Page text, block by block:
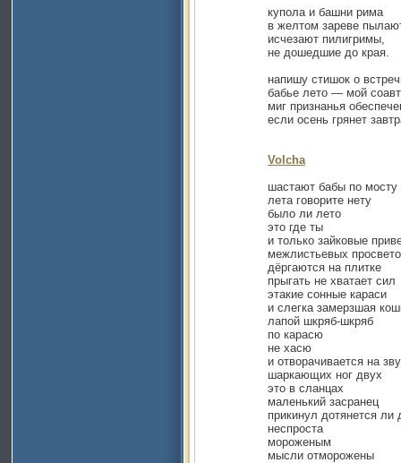
купола и башни рима
в желтом зареве
исчезают пилигримы,
не дошедшие до края.
напишу стишок о
бабье лето — мой
миг признанья
если осень грянет
Volcha
шастают бабы по мосту
лета говорите нету
было ли лето
это где ты
и только зайковые
межлистьевых
дёргаются на плитке
прыгать не хватает сил
этакие сонные караси
и слегка замерзшая
лапой шкряб-шкряб
по карасю
не хасю
и отворачивается на
шаркающих ног двух
это в сланцах
маленький засранец
прикинул дотянется ли
неспроста
мороженым
мысли отморожены